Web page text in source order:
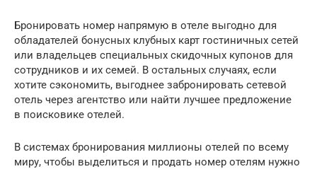
Бронировать номер напрямую в отеле выгодно для
обладателей бонусных клубных карт гостиничных сетей
или владельцев специальных скидочных купонов для
сотрудников и их семей. В остальных случаях, если
хотите сэкономить, выгоднее забронировать сетевой
отель через агентство или найти лучшее предложение
в поисковике отелей.
В системах бронирования миллионы отелей по всему
миру, чтобы выделиться и продать номер отелям нужно